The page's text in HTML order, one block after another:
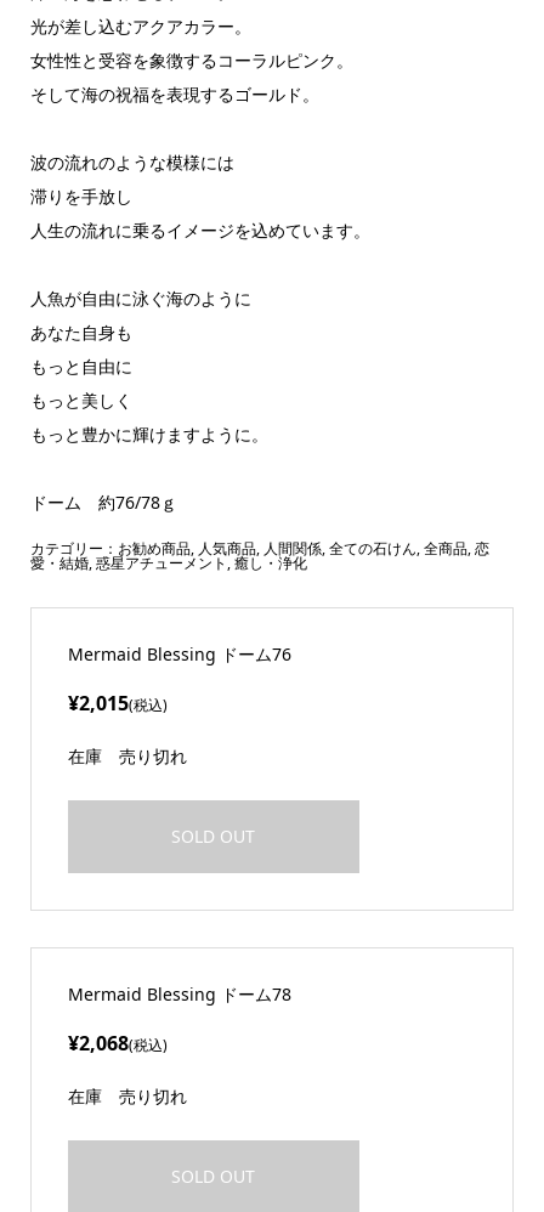
光が差し込むアクアカラー。
女性性と受容を象徴するコーラルピンク。
そして海の祝福を表現するゴールド。
波の流れのような模様には
滞りを手放し
人生の流れに乗るイメージを込めています。
人魚が自由に泳ぐ海のように
あなた自身も
もっと自由に
もっと美しく
もっと豊かに輝けますように。
ドーム 約76/78ｇ
カテゴリー： お勧め商品, 人気商品, 人間関係,全ての石けん,全商品,恋
愛・結婚,惑星アチューメント,癒し・浄化
Mermaid Blessing ドーム76
¥2,015(税込)
在庫 売り切れ
SOLD OUT
Mermaid Blessing ドーム78
¥2,068(税込)
在庫 売り切れ
SOLD OUT